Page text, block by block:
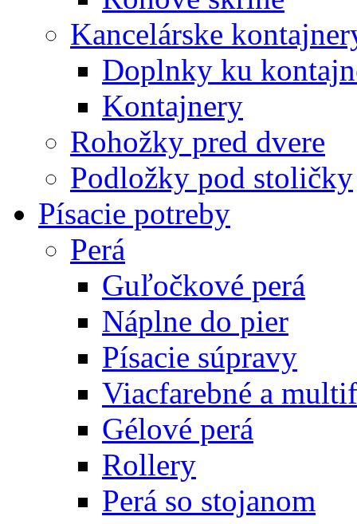
Kancelárske
Doplnky ku
Kontajnery
Rohožky pred dvere
Podložky pod stoličky
Písacie potreby
Perá
Guľočkové perá
Náplne do pier
Písacie súpravy
Viacfarebné a
Gélové perá
Rollery
Perá so stojanom